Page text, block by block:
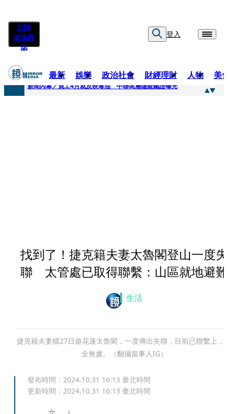
訂閱
紙本雜
誌
登入
最新 娛樂 政治社會 財經理財 人物 美
快訊
新聞內幕／員工4月就反映毒油 中聯高層隱匿鐵證曝光
找到了！捷克籍夫妻太魯閣登山一度失
聯 太管處已取得聯繫：山區就地避難
生活
捷克籍夫妻檔27日遊花蓮太魯閣，一度傳出失聯，目前已聯繫上，
全無虞。（翻攝當事人IG）
發布時間： 2024.10.31 16:13 臺北時間
更新時間： 2024.10.31 16:13 臺北時間